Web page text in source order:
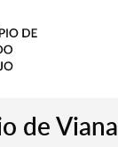
de Viana